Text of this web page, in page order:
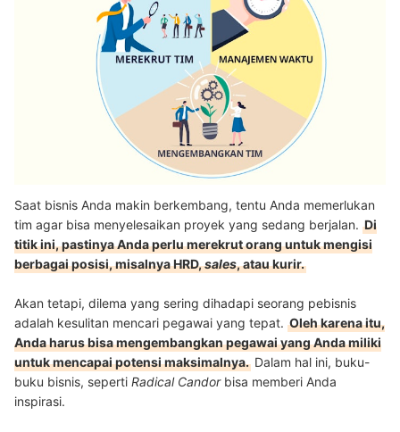
Saat bisnis Anda makin berkembang, tentu Anda memerlukan
tim agar bisa menyelesaikan proyek yang sedang berjalan. Di
titik ini, pastinya Anda perlu merekrut orang untuk mengisi
berbagai posisi, misalnya HRD,sales, atau kurir.
Akan tetapi, dilema yang sering dihadapi seorang pebisnis
adalah kesulitan mencari pegawai yang tepat. Oleh karena itu,
Anda harus bisa mengembangkan pegawai yang Anda miliki
untuk mencapai potensi maksimalnya. Dalam hal ini, buku-
buku bisnis, seperti Radical Candorbisa memberi Anda
inspirasi.